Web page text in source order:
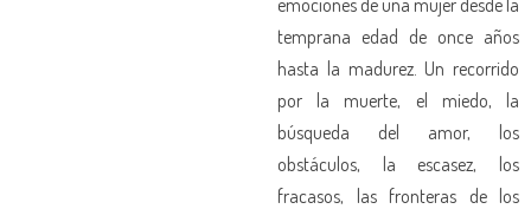
temprana edad de once años
hasta la madurez. Un recorrido
por la muerte, el miedo, la
búsqueda del amor, los
obstáculos, la escasez, los
fracasos, las fronteras de los